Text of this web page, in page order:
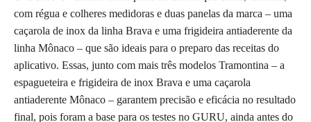
com régua e colheres medidoras e duas panelas da marca – uma
caçarola de inox da linha Brava e uma frigideira antiaderente da
linha Mônaco – que são ideais para o preparo das receitas do
aplicativo. Essas, junto com mais três modelos Tramontina – a
espagueteira e frigideira de inox Brava e uma caçarola
antiaderente Mônaco – garantem precisão e eficácia no resultado
final, pois foram a base para os testes no GURU, ainda antes do